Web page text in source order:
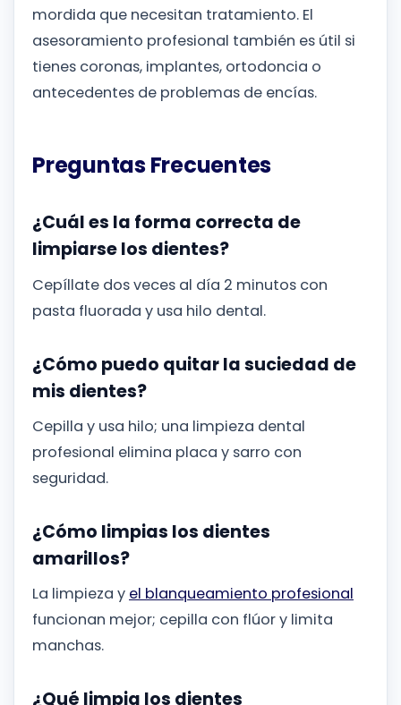
mordida que necesitan tratamiento. El
asesoramiento profesional también es útil si
tienes coronas, implantes, ortodoncia o
antecedentes de problemas de encías.
Preguntas Frecuentes
¿Cuál es la forma correcta de
limpiarse los dientes?
Cepíllate dos veces al día 2 minutos con
pasta fluorada y usa hilo dental.
¿Cómo puedo quitar la suciedad de
mis dientes?
Cepilla y usa hilo; una limpieza dental
profesional elimina placa y sarro con
seguridad.
¿Cómo limpias los dientes
amarillos?
La limpieza y el blanqueamiento profesional
funcionan mejor; cepilla con flúor y limita
manchas.
¿Qué limpia los dientes